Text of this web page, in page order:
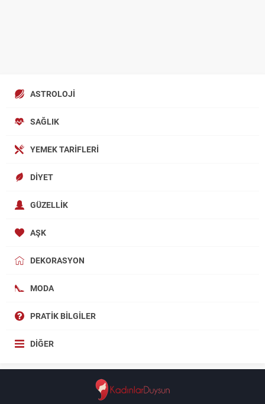
ASTROLOJI
SAĞLIK
YEMEK TARIFLERI
DIYET
GÜZELLIK
AŞK
DEKORASYON
MODA
PRATIK BILGILER
DIĞER